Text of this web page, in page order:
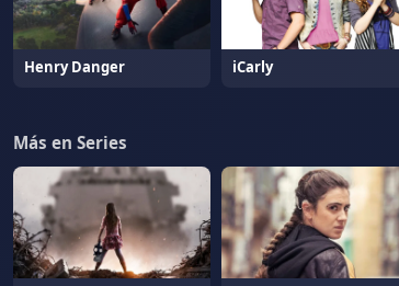
Henry Danger iCarly
Más en Series